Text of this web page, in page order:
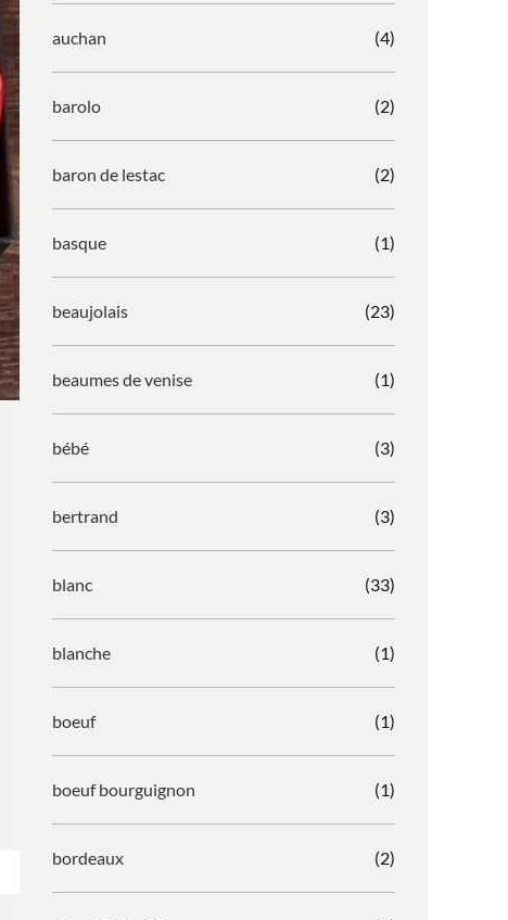
auchan (4)
barolo (2)
baron de lestac (2)
basque (1)
beaujolais (23)
beaumes de venise (1)
bébé (3)
bertrand (3)
blanc (33)
blanche (1)
boeuf (1)
boeuf bourguignon (1)
bordeaux (2)